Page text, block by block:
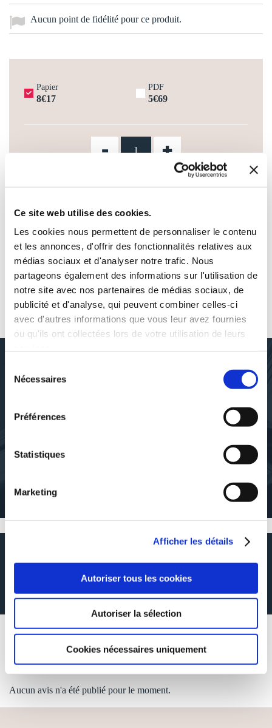
Ce site web utilise des cookies.
Les cookies nous permettent de personnaliser le contenu
et les annonces, d'offrir des fonctionnalités relatives aux
médias sociaux et d'analyser notre trafic. Nous
partageons également des informations sur l'utilisation de
notre site avec nos partenaires de médias sociaux, de
publicité et d'analyse, qui peuvent combiner celles-ci
avec d'autres informations que vous leur avez fournies
ou qu'ils ont collectées lors de votre utilisation de leurs
Nécessaires
Préférences
Statistiques
Marketing
Afficher les détails
Autoriser tous les cookies
Autoriser la sélection
Cookies nécessaires uniquement
Aucun point de fidélité pour ce produit.
Papier
8€17
PDF
5€69
- +
AJOUTER À MA LISTE D'ENVIES
AUTOUR DE MICHEL SOLENTE
DÉCOUVRIR MICHEL SOLENTE
Cet auteur n'a pas de description
affaiblissement et sur la manière de lui donner consistance par un projet.
AVIS DES LECTEURS
Aucun avis n'a été publié pour le moment.